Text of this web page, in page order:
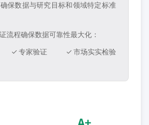
保数据与研究目标和领域特定标准
流程确保数据可靠性最大化：
✓ 专家验证 ✓ 市场实实检验